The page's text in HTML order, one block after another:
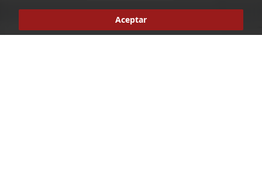
Aceptar